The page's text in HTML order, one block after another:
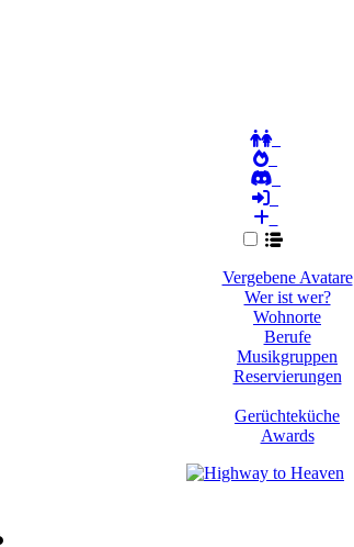
Vergebene Avatare
Wer ist wer?
Wohnorte
Berufe
Musikgruppen
Reservierungen
Gerüchteküche
Awards